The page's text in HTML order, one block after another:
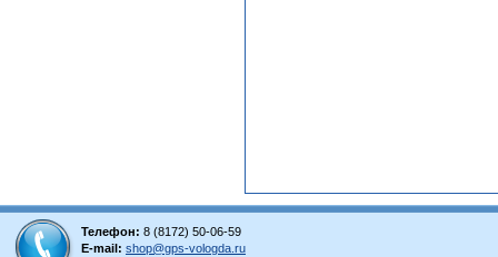
Телефон: 8 (8172) 50-06-59
E-mail: shop@gps-vologda.ru